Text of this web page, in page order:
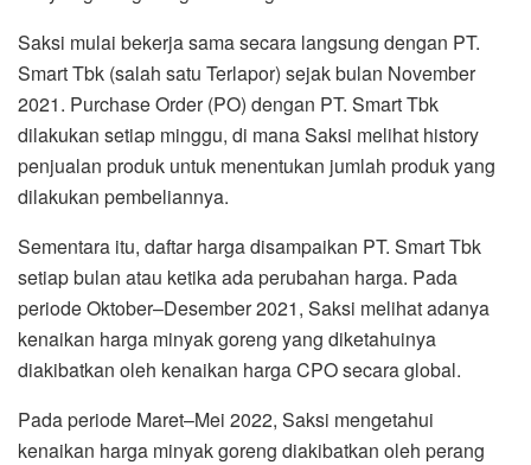
Saksi mulai bekerja sama secara langsung dengan PT.
Smart Tbk (salah satu Terlapor) sejak bulan November
2021. Purchase Order (PO) dengan PT. Smart Tbk
dilakukan setiap minggu, di mana Saksi melihat history
penjualan produk untuk menentukan jumlah produk yang
dilakukan pembeliannya.
Sementara itu, daftar harga disampaikan PT. Smart Tbk
setiap bulan atau ketika ada perubahan harga. Pada
periode Oktober–Desember 2021, Saksi melihat adanya
kenaikan harga minyak goreng yang diketahuinya
diakibatkan oleh kenaikan harga CPO secara global.
Pada periode Maret–Mei 2022, Saksi mengetahui
kenaikan harga minyak goreng diakibatkan oleh perang